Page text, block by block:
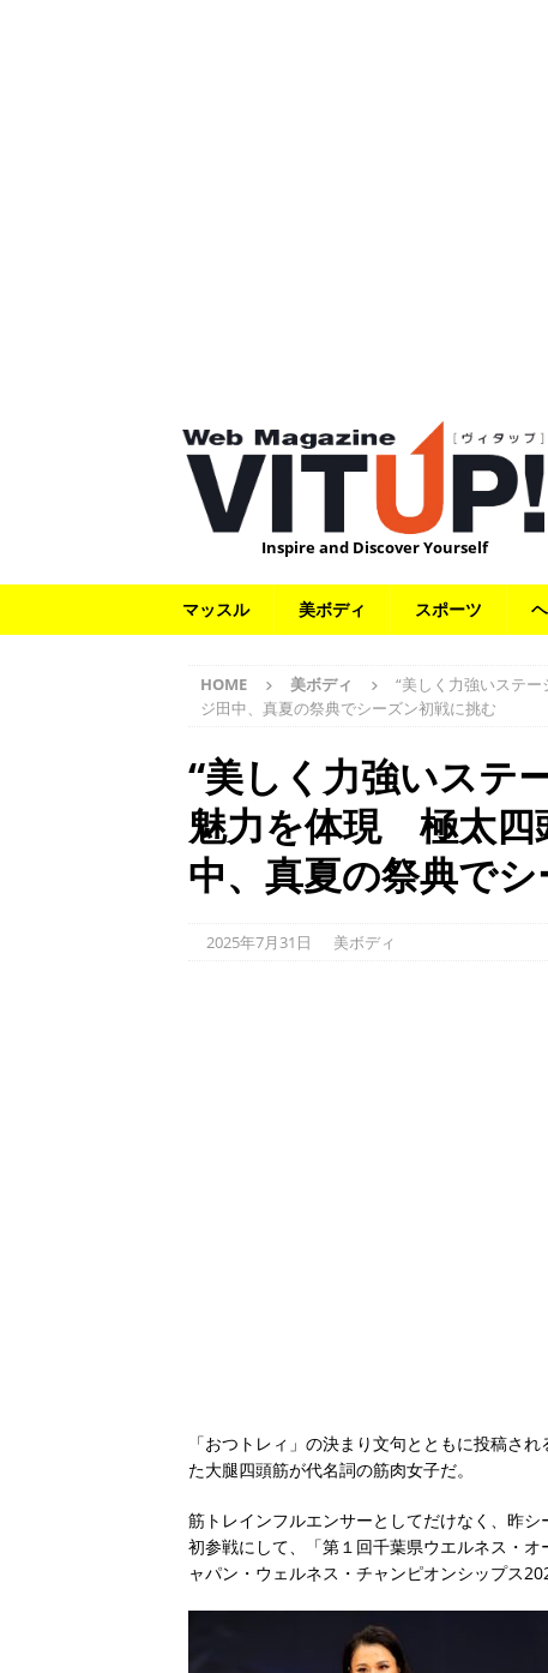
Inspire and Discover Yourself
マッスル 美ボディ スポーツ
HOME 美ボディ
“美しく力強いステ
ジ田中、真夏の祭典でシーズン初戦に挑む
“美しく力強いステ
魅力を体現 極太四
中、真夏の祭典で
2025年7月31日 美ボディ
「おつトレィ」の決まり文句とともに投稿さ
た大腿四頭筋が代名詞の筋肉女子だ。
筋トレインフルエンサーとしてだけなく、昨
初参戦にして、「第１回千葉県ウエルネス・
ャパン・ウェルネス・チャンピオンシップス